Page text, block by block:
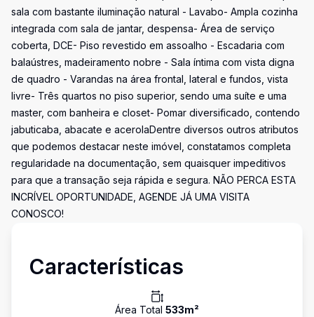
sala com bastante iluminação natural - Lavabo- Ampla cozinha
integrada com sala de jantar, despensa- Área de serviço
coberta, DCE- Piso revestido em assoalho - Escadaria com
balaústres, madeiramento nobre - Sala íntima com vista digna
de quadro - Varandas na área frontal, lateral e fundos, vista
livre- Três quartos no piso superior, sendo uma suíte e uma
master, com banheira e closet- Pomar diversificado, contendo
jabuticaba, abacate e acerolaDentre diversos outros atributos
que podemos destacar neste imóvel, constatamos completa
regularidade na documentação, sem quaisquer impeditivos
para que a transação seja rápida e segura. NÃO PERCA ESTA
INCRÍVEL OPORTUNIDADE, AGENDE JÁ UMA VISITA
CONOSCO!
Características
Área Total 533m²